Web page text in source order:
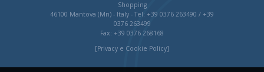
Shopping
46100 Mantova (Mn) - Italy - Tel: +39 0376 263490 / +39
0376 263499
Fax: +39 0376 268168
[Privacy e Cookie Policy]